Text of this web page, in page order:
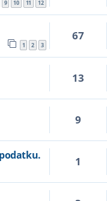
9 10 11 12
1 2 3
67
13
9
1